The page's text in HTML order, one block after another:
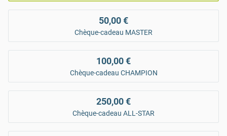
50,00 €
Chèque-cadeau MASTER
100,00 €
Chèque-cadeau CHAMPION
250,00 €
Chèque-cadeau ALL-STAR